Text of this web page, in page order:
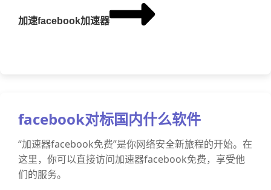
加速facebook加速器
facebook对标国内什么软件
“加速器facebook免费”是你网络安全新旅程的开始。在
这里，你可以直接访问加速器facebook免费，享受他
们的服务。